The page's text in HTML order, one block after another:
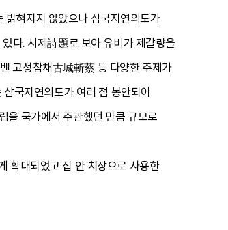
밝혀지지 않았으나 삼국지연의도가
다. 시제詩題로 보아 유비가 제갈량을
고성참채古城斬蔡 등 다양한 주제가
국지연의도가 여러 점 봉안되어
을 국가에서 주관했던 만큼 규모로
확대되었고 집 안 치장으로 사용한